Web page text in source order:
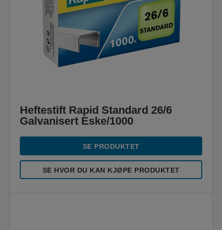
Heftestift Rapid Standard 26/6
Galvanisert Eske/1000
SE PRODUKTET
SE HVOR DU KAN KJØPE PRODUKTET